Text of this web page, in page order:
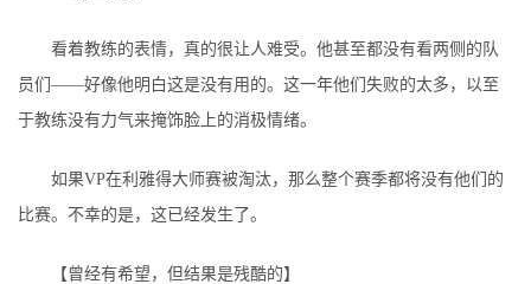
看着教练的表情，真的很让人难受。他甚至都没有看两侧的队
员们——好像他明白这是没有用的。这一年他们失败的太多，以至
于教练没有力气来掩饰脸上的消极情绪。
如果VP在利雅得大师赛被淘汰，那么整个赛季都将没有他们的
比赛。不幸的是，这已经发生了。
【曾经有希望，但结果是残酷的】